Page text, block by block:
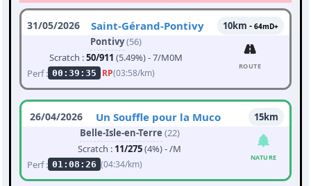
31/05/2026 Saint-Gérand-Pontivy 10km - 64mD+
Pontivy(56)
Scratch :50/911 (5.49%) - 7/M0M
Perf : 00:39:35 RP(03:58/km)
ROUTE
26/04/2026 Un Souffle pour la Muco
15km
Belle-Isle-en-Terre (22)
Scratch : 11/275(4%) - /M
Perf : 01:08:26 (04:34/km)
NATURE